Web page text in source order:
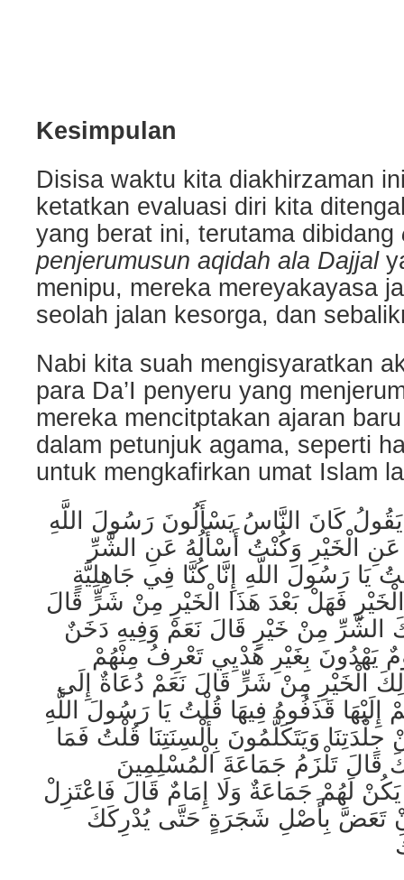
Kesimpulan
Disisa waktu kita diakhirzaman
ketatkan evaluasi diri kita
yang berat ini, terutama dibidang
penjerumusun aqidah ala Dajjal
menipu, mereka mereyakayasa
seolah jalan kesorga, dan
Nabi kita suah mengisyaratkan
para Da’I penyeru yang
mereka mencitptakan ajaran
dalam petunjuk agama, seperti
untuk mengkafirkan umat Islam
كَانَ النَّاسُ يَسْأَلُونَ رَسُولَ اللَّهِ
الْخَيْرِ وَكُنْتُ أَسْأَلُهُ عَنِ الشَّرِّ
يَا رَسُولَ اللَّهِ إِنَّا كُنَّا فِي جَاهِلِيَّةٍ
الْخَيْرِ فَهَلْ بَعْدَ هَذَا الْخَيْرِ مِنْ شَرٍّ قَالَ
الشَّرِّ مِنْ خَيْرٍ قَالَ نَعَمْ وَفِيهِ دَخَنٌ
يَهْدُونَ بِغَيْرِ هَدْيِي تَعْرِفُ مِنْهُمْ
الْخَيْرِ مِنْ شَرٍّ قَالَ نَعَمْ دُعَاةٌ إِلَى
إِلَيْهَا قَذَفُوهُ فِيهَا قُلْتُ يَا رَسُولَ اللَّهِ
وَيَتَكَلَّمُونَ بِأَلْسِنَتِنَا قُلْتُ فَمَا
قَالَ تَلْزَمُ جَمَاعَةَ الْمُسْلِمِينَ
لَهُمْ جَمَاعَةٌ وَلَا إِمَامٌ قَالَ فَاعْتَزِلْ
أَنْ تَعَضَّ بِأَصْلِ شَجَرَةٍ حَتَّى يُدْرِكَكَ